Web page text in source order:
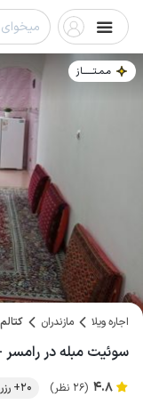
مـمـتــــــاز
اجاره ویلا مازندران
سوئیت مبله در
4.8 (26 نظر) 20+ رزرو موفق